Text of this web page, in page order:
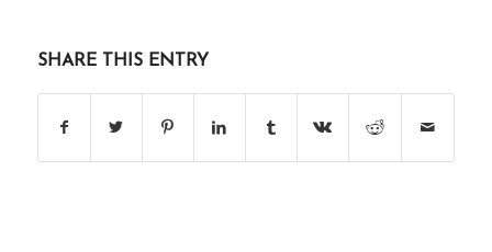
SHARE THIS ENTRY